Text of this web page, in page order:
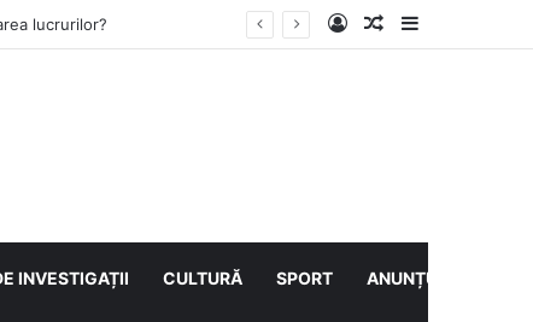
cu CS Afumați Log InArticol aleatoriu
Sidebar
INVESTIGAȚII CULTURĂ SPORT ANUNȚURI